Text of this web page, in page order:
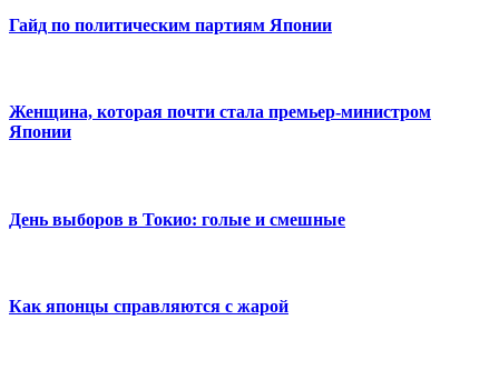
Гайд по политическим партиям Японии
Женщина, которая почти стала премьер-министром
Японии
День выборов в Токио: голые и смешные
Как японцы справляются с жарой